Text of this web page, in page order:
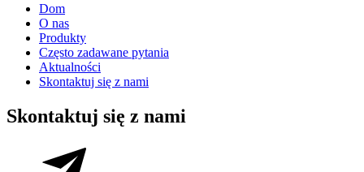
Dom
O nas
Produkty
Często zadawane pytania
Aktualności
Skontaktuj się z nami
Skontaktuj się z nami